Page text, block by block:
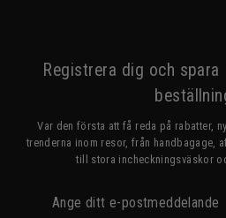
Registrera dig och
Var den första att få reda på rabatter,
trenderna inom resor, från handbagage,
till stora incheckningsväskor